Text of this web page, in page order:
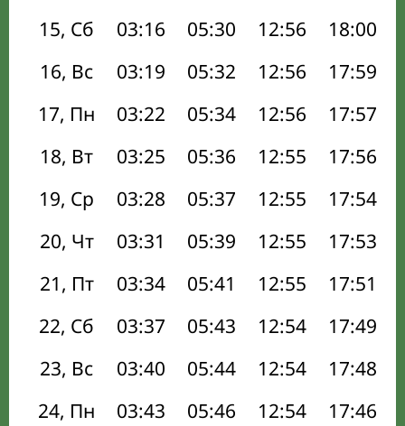
15, Сб
03:16 05:30 12:56 18:00
16, Вс
03:19 05:32 12:56 17:59
17, Пн
03:22 05:34 12:56 17:57
18, Вт
03:25 05:36 12:55 17:56
19, Ср
03:28 05:37 12:55 17:54
20, Чт
03:31 05:39 12:55 17:53
21, Пт
03:34 05:41 12:55 17:51
22, Сб
03:37 05:43 12:54 17:49
23, Вс
03:40 05:44 12:54 17:48
24, Пн
03:43 05:46 12:54 17:46